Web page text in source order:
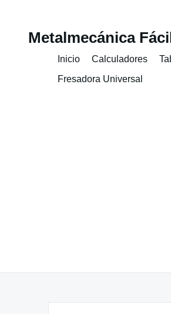
Metalmecánica
Inicio Calculadores
Fresadora Universal